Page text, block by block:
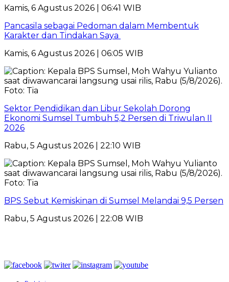
Kamis, 6 Agustus 2026 | 06:41 WIB
Pancasila sebagai Pedoman dalam Membentuk
Karakter dan Tindakan Saya
Kamis, 6 Agustus 2026 | 06:05 WIB
Sektor Pendidikan dan Libur Sekolah Dorong
Ekonomi Sumsel Tumbuh 5,2 Persen di Triwulan II
2026
Rabu, 5 Agustus 2026 | 22:10 WIB
BPS Sebut Kemiskinan di Sumsel Melandai 9,5 Persen
Rabu, 5 Agustus 2026 | 22:08 WIB